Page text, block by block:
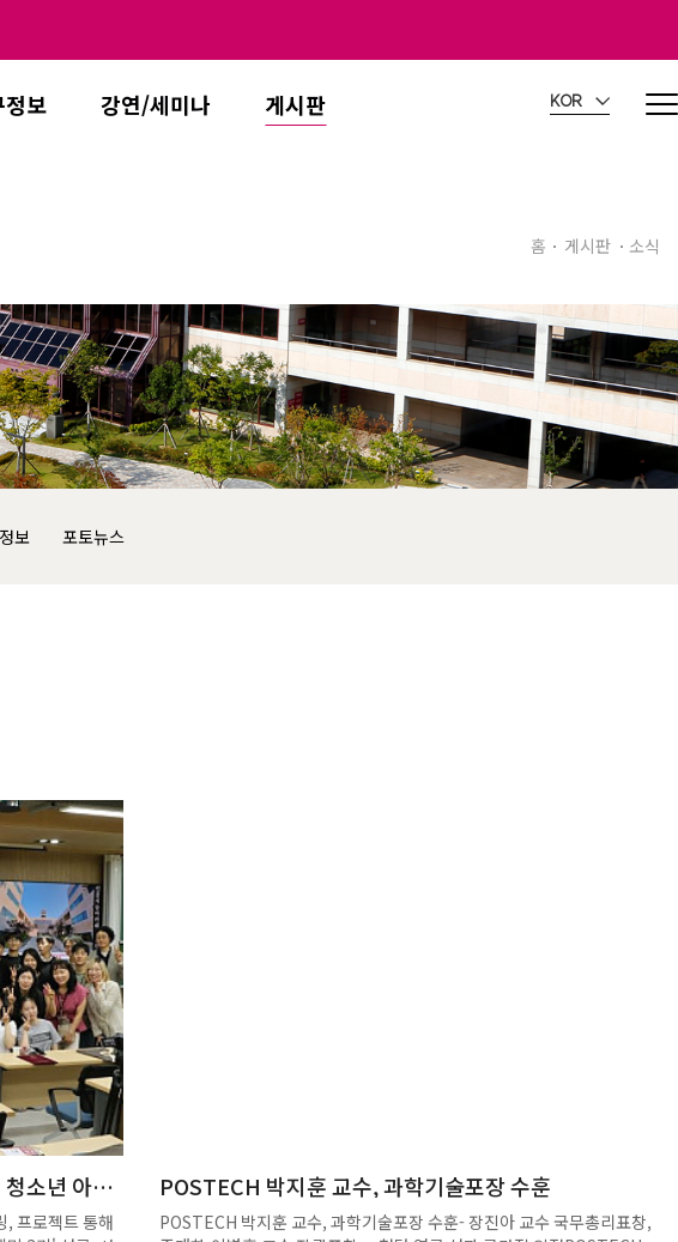
정보 강연/세미나 게시판 KOR
홈 게시판 소식
보 포토뉴스
소년 아카
, 프로젝트 통해
POSTECH 박지훈 교수, 과학기술포장 수훈
POSTECH 박지훈 교수, 과학기술포장 수훈- 장진아 교수 국무총리표창,